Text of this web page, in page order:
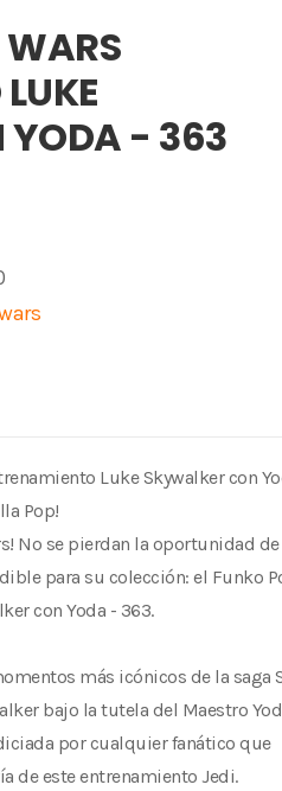
WARS
YODA - 363
Luke Skywalker con
Pop!
No se pierdan la oportunidad de
para su colección: el Funko
con Yoda - 363.
más icónicos de la saga
bajo la tutela del Maestro
por cualquier fanático que
de este entrenamiento Jedi.